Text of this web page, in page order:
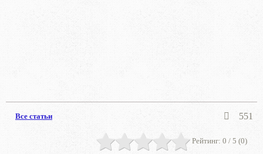
Все статьи 551
Рейтинг: 0 / 5 (0)